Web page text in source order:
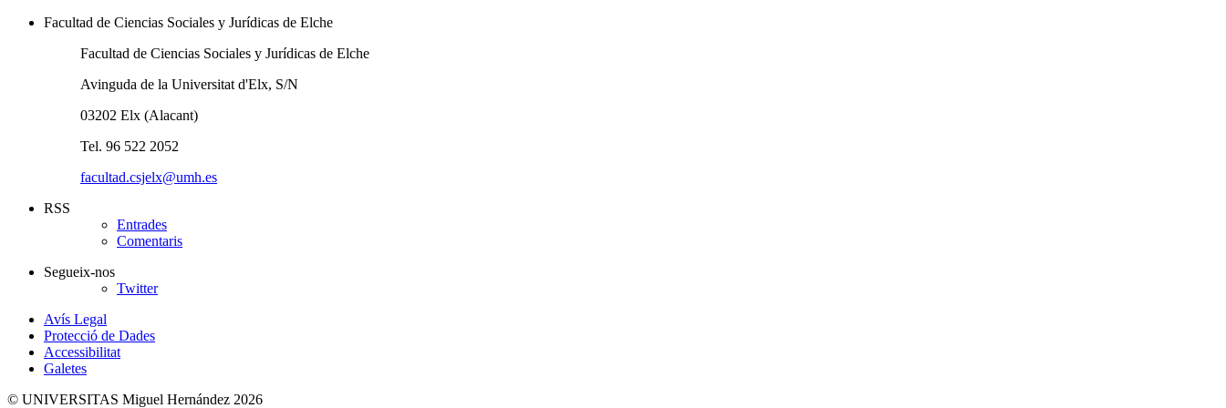
Facultad de Ciencias Sociales y Jurídicas de Elche
Facultad de Ciencias Sociales y Jurídicas de Elche
Avinguda de la Universitat d'Elx, S/N
03202 Elx (Alacant)
Tel. 96 522 2052
facultad.csjelx@umh.es
RSS
Entrades
Comentaris
Segueix-nos
Twitter
Avís Legal
Protecció de Dades
Accessibilitat
Galetes
© UNIVERSITAS Miguel Hernández 2026